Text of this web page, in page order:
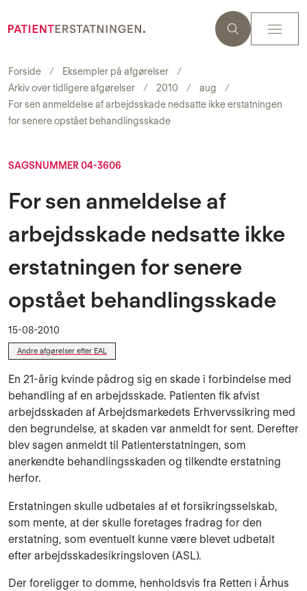
Forside
Eksempler på afgørelser
Arkiv over tidligere afgørelser
2010
aug
For sen anmeldelse af arbejdsskade nedsatte ikke erstatningen
for senere opstået behandlingsskade
SAGSNUMMER 04-3606
For sen anmeldelse af
arbejdsskade nedsatte ikke
erstatningen for senere
opstået behandlingsskade
15-08-2010
Andre afgørelser efter EAL
En 21-årig kvinde pådrog sig en skade i forbindelse med
behandling af en arbejdsskade. Patienten fik afvist
arbejdsskaden af Arbejdsmarkedets Erhvervssikring med
den begrundelse, at skaden var anmeldt for sent. Derefter
blev sagen anmeldt til Patienterstatningen, som
anerkendte behandlingsskaden og tilkendte erstatning
herfor.
Erstatningen skulle udbetales af et forsikringsselskab,
som mente, at der skulle foretages fradrag for den
erstatning, som eventuelt kunne være blevet udbetalt
efter arbejdsskadesikringsloven (ASL).
Der foreligger to domme, henholdsvis fra Retten i Århus